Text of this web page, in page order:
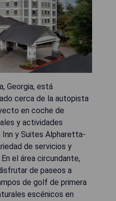
Georgia, está
cerca de la autopista
en coche de
y actividades
y Suites Alpharetta-
de servicios y
el área circundante,
de paseos a
de golf de primera
escénicos en